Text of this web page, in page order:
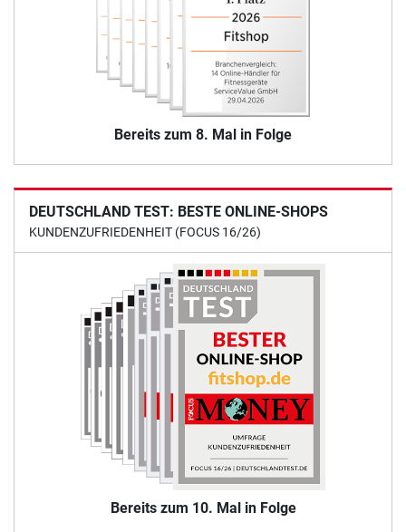
Bereits zum 8. Mal in Folge
DEUTSCHLAND TEST: BESTE ONLINE-SHOPS
KUNDENZUFRIEDENHEIT (FOCUS 16/26)
Bereits zum 10. Mal in Folge